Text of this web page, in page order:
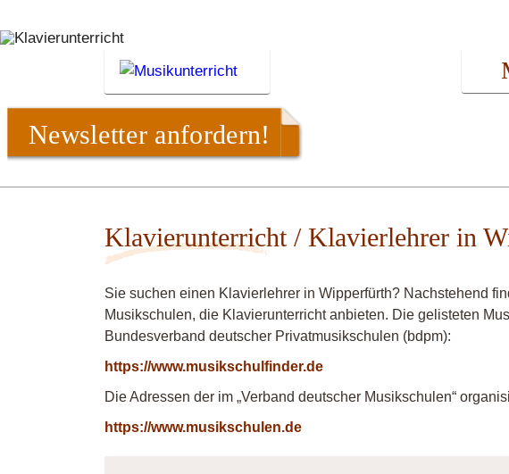
Newsletter anfordern!
Klavierunterricht / Klavierlehrer in
Sie suchen einen Klavierlehrer in Wipperfürth? Nachstehend
Musikschulen, die Klavierunterricht anbieten. Die gelisteten
Bundesverband deutscher Privatmusikschulen (bdpm):
https://www.musikschulfinder.de
Die Adressen der im „Verband deutscher Musikschulen“
https://www.musikschulen.de